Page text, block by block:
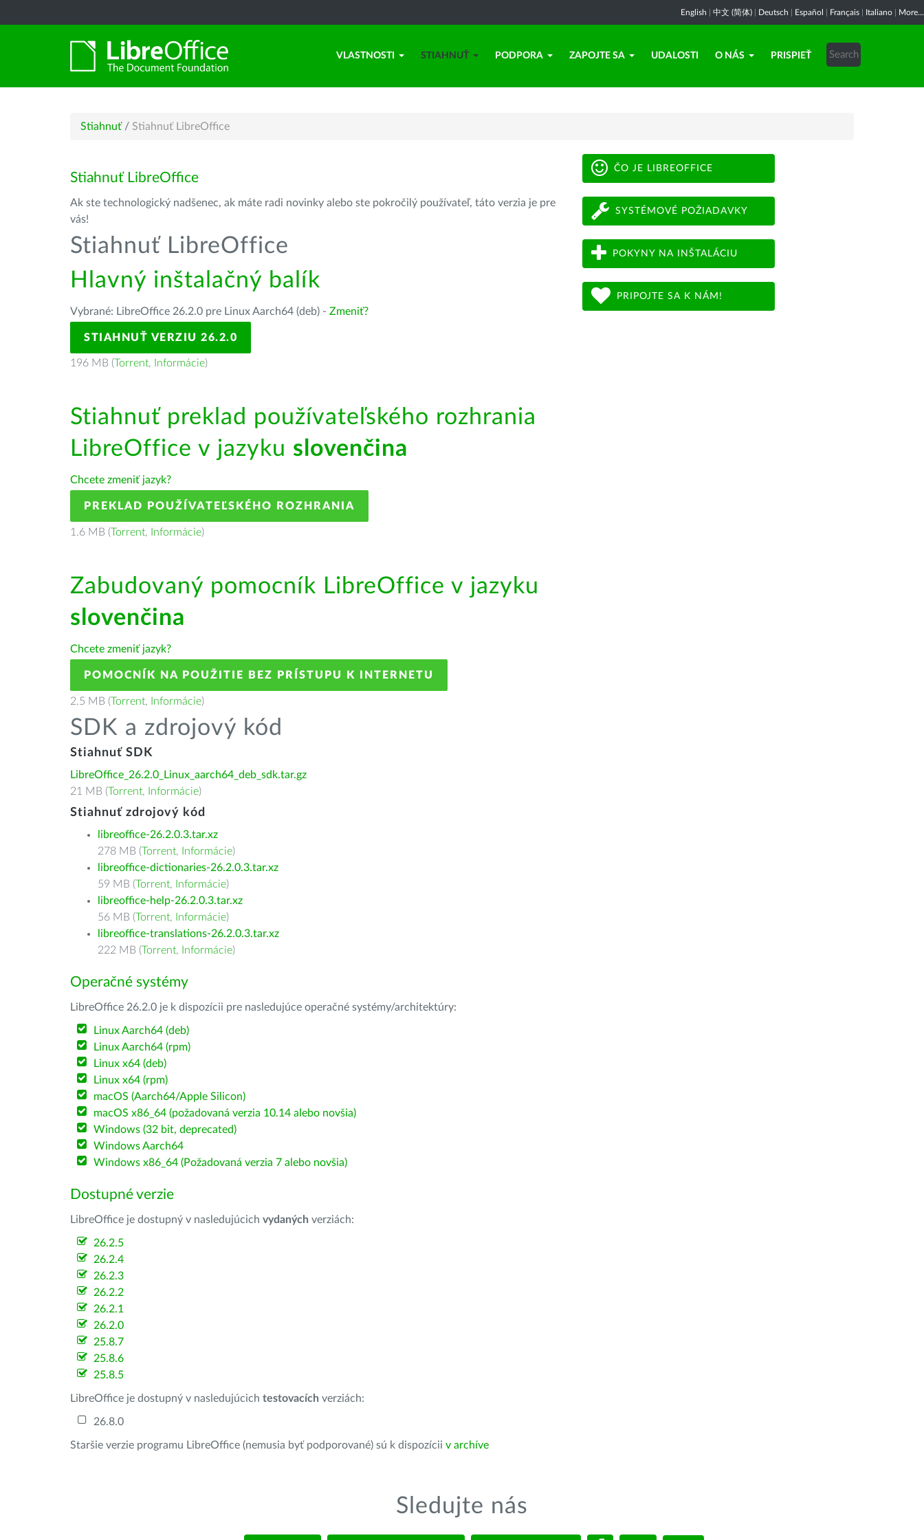
English 中文 (简体) Deutsch Español Français Italiano More...
VLASTNOSTI STIAHNUŤ PODPORA ZAPOJTE SA UDALOSTI O NÁS PRISPIEŤ
Stiahnuť / Stiahnuť LibreOffice
Stiahnuť LibreOffice
Ak ste technologický nadšenec, ak máte radi novinky alebo ste pokročilý používateľ, táto verzia je pre
vás!
Stiahnuť LibreOffice
Hlavný inštalačný balík
Vybrané: LibreOffice 26.2.0 pre Linux Aarch64 (deb) - Zmeniť?
STIAHNUŤ VERZIU 26.2.0
196 MB (Torrent, Informácie)
Stiahnuť preklad používateľského rozhrania
LibreOffice v jazyku slovenčina
Chcete zmeniť jazyk?
PREKLAD POUŽÍVATEĽSKÉHO ROZHRANIA
1.6 MB (Torrent, Informácie)
Zabudovaný pomocník LibreOffice v jazyku
slovenčina
Chcete zmeniť jazyk?
POMOCNÍK NA POUŽITIE BEZ PRÍSTUPU K INTERNETU
2.5 MB (Torrent, Informácie)
SDK a zdrojový kód
Stiahnuť SDK
LibreOffice_26.2.0_Linux_aarch64_deb_sdk.tar.gz
21 MB (Torrent, Informácie)
Stiahnuť zdrojový kód
libreoffice-26.2.0.3.tar.xz
278 MB (Torrent, Informácie)
libreoffice-dictionaries-26.2.0.3.tar.xz
59 MB (Torrent, Informácie)
libreoffice-help-26.2.0.3.tar.xz
56 MB (Torrent, Informácie)
libreoffice-translations-26.2.0.3.tar.xz
222 MB (Torrent, Informácie)
Operačné systémy
LibreOffice 26.2.0 je k dispozícii pre nasledujúce operačné systémy/architektúry:
Linux Aarch64 (deb)
Linux Aarch64 (rpm)
Linux x64 (deb)
Linux x64 (rpm)
macOS (Aarch64/Apple Silicon)
macOS x86_64 (požadovaná verzia 10.14 alebo novšia)
Windows (32 bit, deprecated)
Windows Aarch64
Windows x86_64 (Požadovaná verzia 7 alebo novšia)
Dostupné verzie
LibreOffice je dostupný v nasledujúcich vydaných verziách:
26.2.5
26.2.4
26.2.3
26.2.2
26.2.1
26.2.0
25.8.7
25.8.6
25.8.5
LibreOffice je dostupný v nasledujúcich testovacích verziách:
26.8.0
Staršie verzie programu LibreOffice (nemusia byť podporované) sú k dispozícii v archíve
ČO JE LIBREOFFICE
SYSTÉMOVÉ POŽIADAVKY
POKYNY NA INŠTALÁCIU
PRIPOJTE SA K NÁM!
Sledujte nás